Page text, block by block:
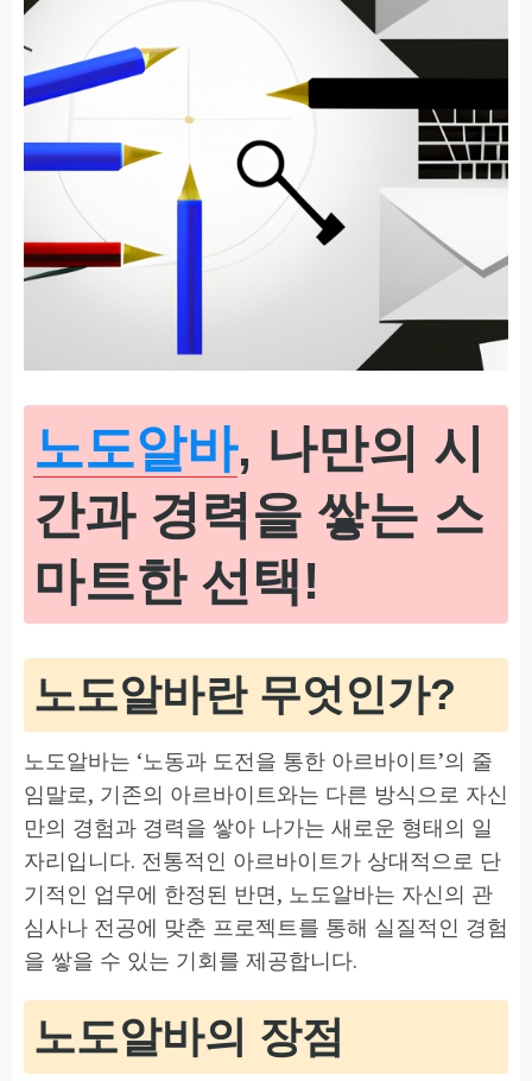
노도알바, 나만의 시
간과 경력을 쌓는 스
마트한 선택!
노도알바란 무엇인가?
노도알바는 ‘노동과 도전을 통한 아르바이트’의 줄
임말로, 기존의 아르바이트와는 다른 방식으로 자신
만의 경험과 경력을 쌓아 나가는 새로운 형태의 일
자리입니다. 전통적인 아르바이트가 상대적으로 단
기적인 업무에 한정된 반면, 노도알바는 자신의 관
심사나 전공에 맞춘 프로젝트를 통해 실질적인 경험
을 쌓을 수 있는 기회를 제공합니다.
노도알바의 장점